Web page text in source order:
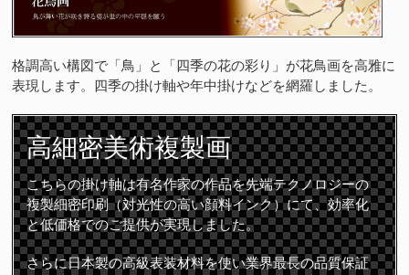
格調高い構図で「鳥」と「四季の花の彩り」が花鳥画を高雅に
表現します。四季の掛け軸や年中掛けなどを網羅しました。
高細密美術複製画
こちらの掛け軸は有名作家の作品を先端テクノロジーの
複製細密印刷（対光性の高い顔料インク）にて、効率化
と低価格でのご提供が実現しました。
さらに日本製の高級表装材料を使い業界最長の品質保証